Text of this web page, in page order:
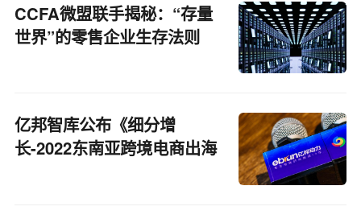
CCFA微盟联手揭秘：“存量
世界”的零售企业生存法则
亿邦智库公布《细分增
长-2022东南亚跨境电商出海